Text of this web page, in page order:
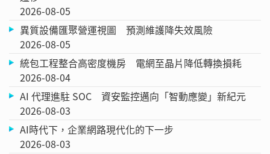
2026-08-05
異質設備匯聚營運視圖 預測維護降失效風險
2026-08-05
統包工程整合高密度機房 電網至晶片降低轉換損耗
2026-08-04
AI 代理進駐 SOC 資安監控邁向「智動應變」新紀元
2026-08-03
AI時代下，企業網路現代化的下一步
2026-08-03